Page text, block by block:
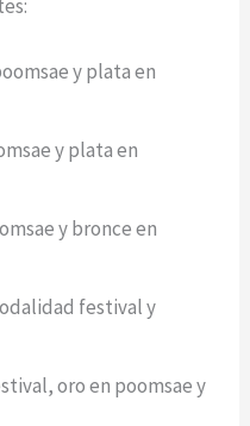
y plata en
y plata en
y bronce en
festival y
oro en poomsae y